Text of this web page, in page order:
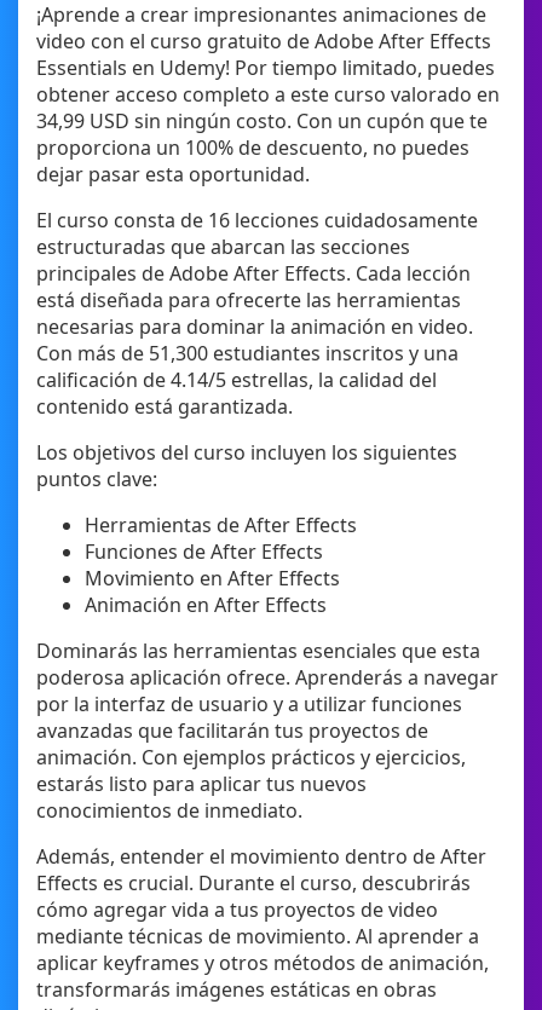
¡Aprende a crear impresionantes animaciones de
video con el curso gratuito de Adobe After Effects
Essentials en Udemy! Por tiempo limitado, puedes
obtener acceso completo a este curso valorado en
34,99 USD sin ningún costo. Con un cupón que te
proporciona un 100% de descuento, no puedes
dejar pasar esta oportunidad.
El curso consta de 16 lecciones cuidadosamente
estructuradas que abarcan las secciones
principales de Adobe After Effects. Cada lección
está diseñada para ofrecerte las herramientas
necesarias para dominar la animación en video.
Con más de 51,300 estudiantes inscritos y una
calificación de 4.14/5 estrellas, la calidad del
contenido está garantizada.
Los objetivos del curso incluyen los siguientes
puntos clave:
Herramientas de After Effects
Funciones de After Effects
Movimiento en After Effects
Animación en After Effects
Dominarás las herramientas esenciales que esta
poderosa aplicación ofrece. Aprenderás a navegar
por la interfaz de usuario y a utilizar funciones
avanzadas que facilitarán tus proyectos de
animación. Con ejemplos prácticos y ejercicios,
estarás listo para aplicar tus nuevos
conocimientos de inmediato.
Además, entender el movimiento dentro de After
Effects es crucial. Durante el curso, descubrirás
cómo agregar vida a tus proyectos de video
mediante técnicas de movimiento. Al aprender a
aplicar keyframes y otros métodos de animación,
transformarás imágenes estáticas en obras